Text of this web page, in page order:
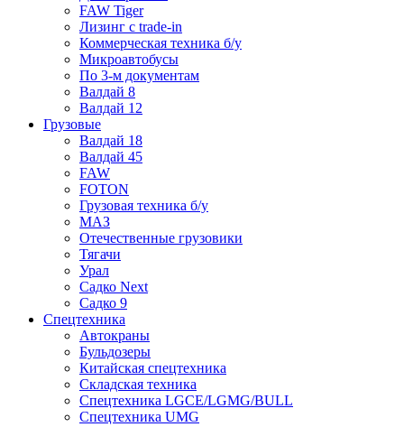
FAW Tiger
Лизинг с trade-in
Коммерческая техника б/у
Микроавтобусы
По 3-м документам
Валдай 8
Валдай 12
Грузовые
Валдай 18
Валдай 45
FAW
FOTON
Грузовая техника б/у
МАЗ
Отечественные грузовики
Тягачи
Урал
Садко Next
Садко 9
Спецтехника
Автокраны
Бульдозеры
Китайская спецтехника
Складская техника
Спецтехника LGCE/LGMG/BULL
Спецтехника UMG